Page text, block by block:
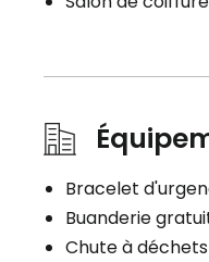
Bracelet
Buanderie
Chute à déchets